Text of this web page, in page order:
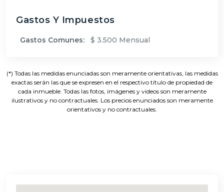
Gastos Y Impuestos
Gastos Comunes: $ 3.500 Mensual
(*) Todas las medidas enunciadas son meramente orientativas, las medidas
exactas serán las que se expresen en el respectivo título de propiedad de
cada inmueble. Todas las fotos, imágenes y videos son meramente
ilustrativos y no contractuales. Los precios enunciados son meramente
orientativos y no contractuales.